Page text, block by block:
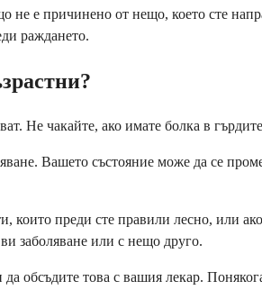
не е причинено от нещо, което сте
раждането.
Не чакайте, ако имате болка в
Вашето състояние може да се
които преди сте правили лесно, или
заболяване или с нещо друго.
обсъдите това с вашия лекар.